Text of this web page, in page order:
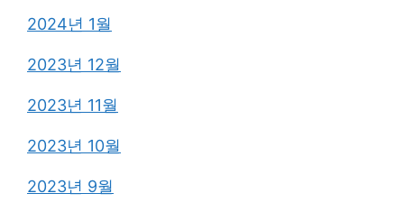
2024년 1월
2023년 12월
2023년 11월
2023년 10월
2023년 9월